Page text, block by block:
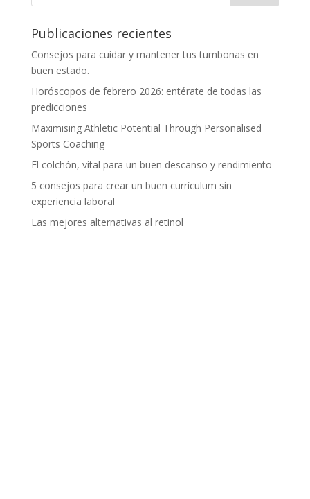
Publicaciones recientes
Consejos para cuidar y mantener tus tumbonas en
buen estado.
Horóscopos de febrero 2026: entérate de todas las
predicciones
Maximising Athletic Potential Through Personalised
Sports Coaching
El colchón, vital para un buen descanso y rendimiento
5 consejos para crear un buen currículum sin
experiencia laboral
Las mejores alternativas al retinol